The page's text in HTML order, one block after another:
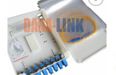
Add to
wishlist